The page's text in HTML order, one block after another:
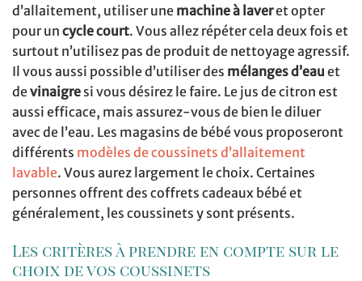
d’allaitement, utiliser une machine à laveret opter
pour un cycle court. Vous allez répéter cela deux fois et
surtout n’utilisez pas de produit de nettoyage agressif.
Il vous aussi possible d’utiliser des mélanges d’eau et
devinaigre si vous désirez le faire. Le jus de citron est
aussi efficace, mais assurez-vous de bien le diluer
avec de l’eau. Les magasins de bébé vous proposeront
différents modèles de coussinets d’allaitement
lavable. Vous aurez largement le choix. Certaines
personnes offrent des coffrets cadeaux bébé et
généralement, les coussinets y sont présents.
Les critères à prendre en compte sur le
choix de vos coussinets